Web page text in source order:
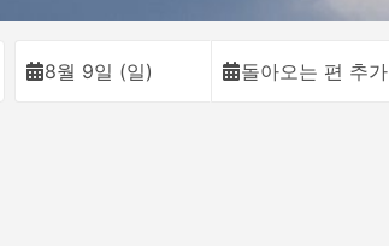
8월 9일 (일) 돌아오는 편 추가